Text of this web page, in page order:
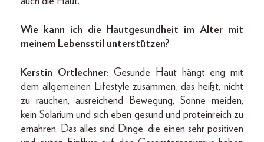
Wie kann ich die Hautgesundheit im Alter mit
meinem Lebensstil unterstützen?
Kerstin Ortlechner:Gesunde Haut hängt eng mit
dem allgemeinen Lifestyle zusammen, das heißt, nicht
zu rauchen, ausreichend Bewegung, Sonne meiden,
kein Solarium und sich eben gesund und proteinreich zu
ernähren. Das alles sind Dinge, die einen sehr positiven